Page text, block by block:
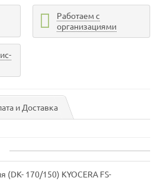
Работаем с
организациями
и Доставка